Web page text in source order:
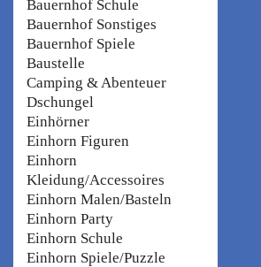
Bauernhof Schule
Bauernhof Sonstiges
Bauernhof Spiele
Baustelle
Camping & Abenteuer
Dschungel
Einhörner
Einhorn Figuren
Einhorn
Kleidung/Accessoires
Einhorn Malen/Basteln
Einhorn Party
Einhorn Schule
Einhorn Spiele/Puzzle